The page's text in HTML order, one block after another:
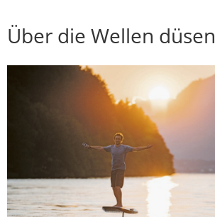
Über die Wellen düsen